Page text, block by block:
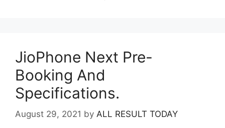
JioPhone Next Pre-
Booking And
Specifications.
August 29, 2021 by ALL RESULT TODAY